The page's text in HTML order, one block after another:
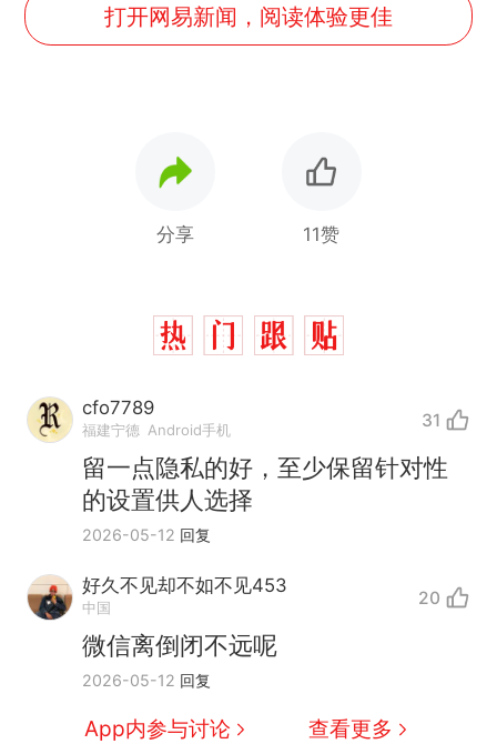
打开网易新闻，阅读体验更佳
分享 11赞
cfo7789
福建宁德 Android手机 31
留一点隐私的好，至少保留针对性
的设置供人选择
2026-05-12 回复
好久不见却不如不见453
中国 20
微信离倒闭不远呢
2026-05-12 回复
App内参与讨论 查看更多
热 那个在床头放菜刀的女孩，
因老师一句“跟我回家”改写了
人生制裁瓜子饺子，美国怕什
么？
费大厨“全国小炒肉大王”称
号，仅凭视频评出？中国烹饪
协会回应
男子上山采菌偶然发现鸡枞菌